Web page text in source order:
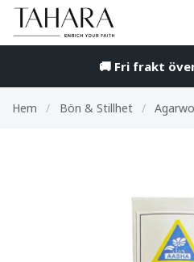
🚚 Fri frakt
Hem / Bön & Stillhet /